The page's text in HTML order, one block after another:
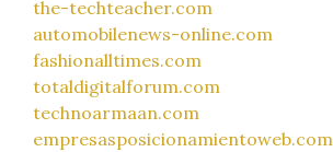
the-techteacher.com
automobilenews-online.com
fashionalltimes.com
totaldigitalforum.com
technoarmaan.com
empresasposicionamientoweb.com